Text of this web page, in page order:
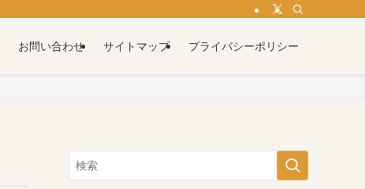
お問い合わせ サイトマップ プライバシーポリシー